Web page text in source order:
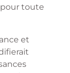
toute
et